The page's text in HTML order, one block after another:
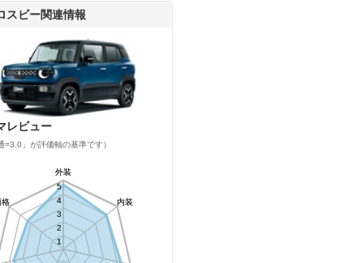
スビー関連情報
レビュー
=3.0」が評価軸の基準です）
外装
内装
格
1
2
3
4
5
外装
内装
格
1
2
3
4
5